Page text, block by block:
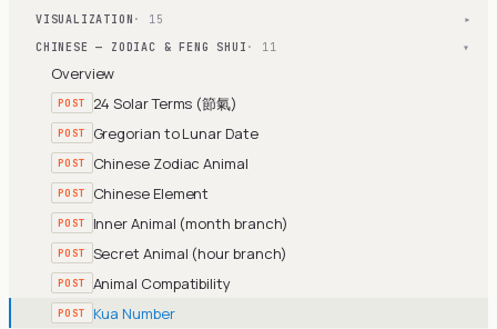
VISUALIZATION · 15 ▾
CHINESE — ZODIAC & FENG SHUI · 11 ▾
Overview
POST 24 Solar Terms (節氣)
POST Gregorian to Lunar Date
POST Chinese Zodiac Animal
POST Chinese Element
POST Inner Animal (month branch)
POST Secret Animal (hour branch)
POST Animal Compatibility
POST Kua Number